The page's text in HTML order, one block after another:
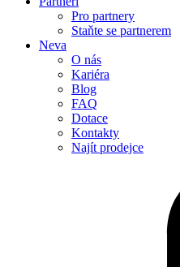
Pro partnery
Staňte se partnerem
Neva
O nás
Kariéra
Blog
FAQ
Dotace
Kontakty
Najít prodejce